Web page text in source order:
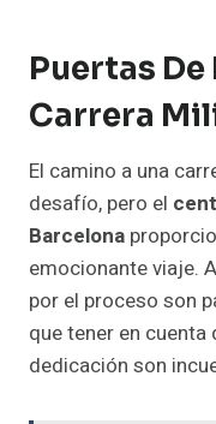
Puertas De
Carrera
El camino a una
desafío, pero el
Barcelona
emocionante viaje.
por el proceso son
que tener en
dedicación son